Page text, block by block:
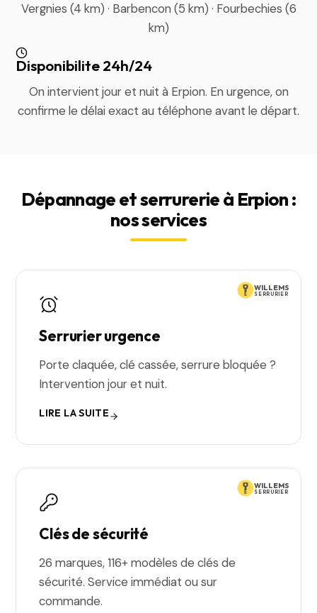
Vergnies (4 km) · Barbencon (5 km) · Fourbechies (6
km)
Disponibilite 24h/24
On intervient jour et nuit à Erpion. En urgence, on
confirme le délai exact au téléphone avant le départ.
Dépannage et serrurerie à Erpion :
nos services
WILLEMS
SERRURIER
Serrurier urgence
Porte claquée, clé cassée, serrure bloquée ?
Intervention jour et nuit.
LIRE LA SUITE
WILLEMS
SERRURIER
Clés de sécurité
26 marques, 116+ modèles de clés de
sécurité. Service immédiat ou sur
commande.